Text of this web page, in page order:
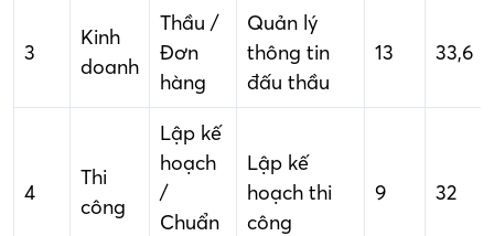
3
Kinh
doanh
Thầu /
Đơn
hàng
Quản lý
thông tin
đấu thầu
13 33,6
4
Thi
công
Lập kế
hoạch
/
Chuẩn
Lập kế
hoạch thi
công
9 32